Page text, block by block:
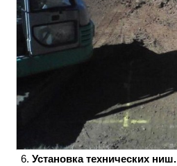
Установка технических ниш.